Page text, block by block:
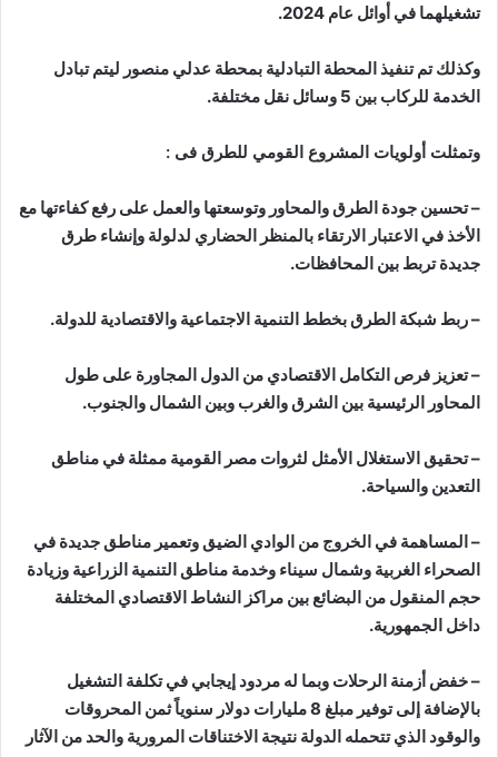
تشغيلهما في أوائل عام 2024.
وكذلك تم تنفيذ المحطة التبادلية بمحطة عدلي منصور ليتم تبادل
الخدمة للركاب بين 5 وسائل نقل مختلفة.
وتمثلت أولويات المشروع القومي للطرق فى :
– تحسين جودة الطرق والمحاور وتوسعتها والعمل على رفع كفاءتها مع
الأخذ في الاعتبار الارتقاء بالمنظر الحضاري لدلولة وإنشاء طرق
جديدة تربط بين المحافظات.
– ربط شبكة الطرق بخطط التنمية الاجتماعية والاقتصادية للدولة.
– تعزيز فرص التكامل الاقتصادي من الدول المجاورة على طول
المحاور الرئيسية بين الشرق والغرب وبين الشمال والجنوب.
– تحقيق الاستغلال الأمثل لثروات مصر القومية ممثلة في مناطق
التعدين والسياحة.
– المساهمة في الخروج من الوادي الضيق وتعمير مناطق جديدة في
الصحراء الغربية وشمال سيناء وخدمة مناطق التنمية الزراعية وزيادة
حجم المنقول من البضائع بين مراكز النشاط الاقتصادي المختلفة
داخل الجمهورية.
– خفض أزمنة الرحلات وبما له مردود إيجابي في تكلفة التشغيل
بالإضافة إلى توفير مبلغ 8 مليارات دولار سنوياً ثمن المحروقات
والوقود الذي تتحمله الدولة نتيجة الاختناقات المرورية والحد من الآثار